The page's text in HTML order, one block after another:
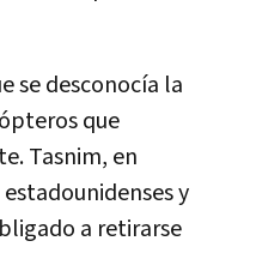
se desconocía la
que
Tasnim, en
y
a retirarse